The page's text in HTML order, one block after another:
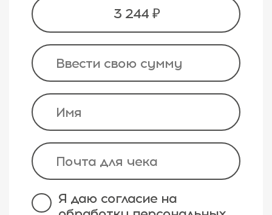
3 244 ₽
Я даю согласие на